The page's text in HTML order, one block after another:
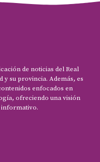
de noticias del Real
y su provincia. Además, es
enfocados en
ofreciendo una visión
informativo.